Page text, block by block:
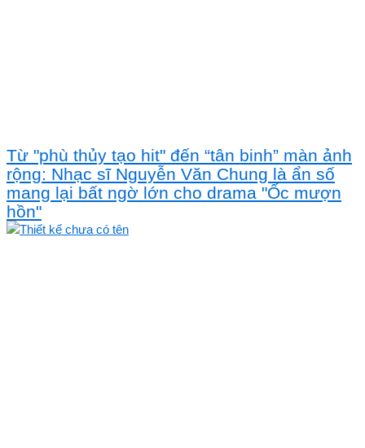
Từ "phù thủy tạo hit" đến “tân binh” màn ảnh
rộng: Nhạc sĩ Nguyễn Văn Chung là ẩn số
mang lại bất ngờ lớn cho drama "Ốc mượn
hồn"